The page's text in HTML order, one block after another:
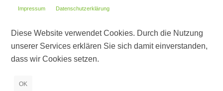
Impressum
Datenschutzerklärung
Diese Website verwendet Cookies. Durch die Nutzung
unserer Services erklären Sie sich damit einverstanden,
dass wir Cookies setzen.
OK